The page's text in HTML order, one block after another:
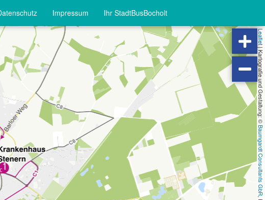
Impressum Ihr StadtBusBocholt
Leaflet
|
Kartografie und Gestaltung: ©
Baumgardt Consultants GbR